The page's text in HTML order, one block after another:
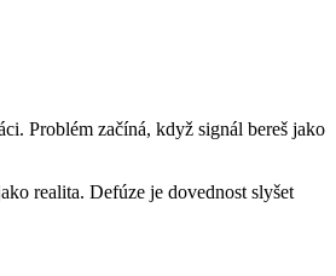
Problém začíná, když signál bereš jako
realita. Defúze je dovednost slyšet